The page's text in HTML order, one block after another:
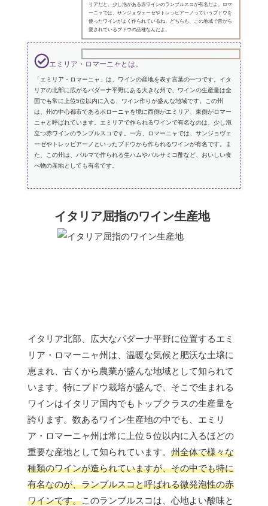
リアだと、少し泡がある赤ワインのランブルスコが有名だよ。ロマ
ーニャでは、サンジョヴェーゼやトレッビアーノっていうブドウを
使ったワインがよく作られているね。どちらも、この地域で昔から
愛されているブドウの品種なんだよ。
エミリア・ロマーニャとは。
「エミリア・ロマーニャ」は、ワインの産地を表す言葉の一つです。イタ
リアの北部に広がるパダーナ平野にある大きな州で、ワインの生産量は全
国でも常に上位5位以内に入る、ワイン作りが盛んな地域です。この州
は、州の中心都市であるボローニャを境に西側がエミリア、東側がロマー
ニャと呼ばれています。エミリアで作られるワインで有名なのは、少し泡
立つ赤ワインのランブルスコです。一方、ロマーニャでは、サンジョヴェ
ーゼやトレッビアーノといったブドウから作られるワインが有名です。ま
た、この州は、パルマで作られる生ハムやバルサミコ酢など、おいしい食
べ物の産地としても有名です。
イタリア屈指のワイン生産地
イタリア北部、広大なパダーナ平野に位置するエミ
リア・ロマーニャ州は、温暖な気候と肥沃な土壌に
恵まれ、古くから農業が盛んな地域として知られて
います。特にブドウ栽培が盛んで、そこで生まれる
ワインはイタリア国内でもトップクラスの生産量を
誇ります。数あるワイン生産地の中でも、エミリ
ア・ロマーニャ州は常に上位５位以内に入るほどの
重要な産地として知られています。 州全体で様々な
種類のワインが造られていますが、その中でも特に
有名なのが、ランブルスコと呼ばれる微発泡性の赤
ワインです。このランブルスコは、心地よい酸味と